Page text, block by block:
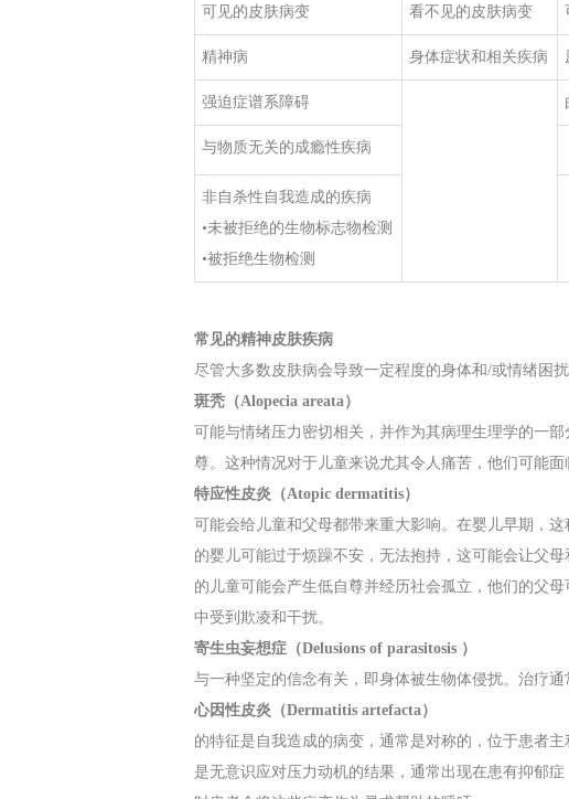
可见的皮肤病变 看不见的皮肤病变
精神病 身体症状和相关疾病
强迫症谱系障碍
与物质无关的成瘾性疾病
非自杀性自我造成的疾病
•未被拒绝的生物标志物检测
•被拒绝生物检测
常见的精神皮肤疾病
尽管大多数皮肤病会导致一定程度的身体和/或情绪困
斑秃（Alopecia areata）
可能与情绪压力密切相关，并作为其病理生理学的一
尊。这种情况对于儿童来说尤其令人痛苦，他们可能面
特应性皮炎（Atopic dermatitis）
可能会给儿童和父母都带来重大影响。在婴儿早期，
的婴儿可能过于烦躁不安，无法抱持，这可能会让父
的儿童可能会产生低自尊并经历社会孤立，他们的父
中受到欺凌和干扰。
寄生虫妄想症（Delusions of parasitosis ）
与一种坚定的信念有关，即身体被生物体侵扰。治疗
心因性皮炎（Dermatitis artefacta）
的特征是自我造成的病变，通常是对称的，位于患者
是无意识应对压力动机的结果，通常出现在患有抑郁